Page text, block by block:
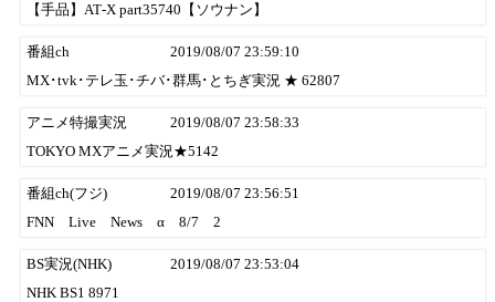
【手品】AT‐X part35740【ソウナン】
番組ch
2019/08/07 23:59:10
MX･tvk･テレ玉･チバ･群馬･とちぎ実況 ★ 62807
アニメ特撮実況
2019/08/07 23:58:33
TOKYO MXアニメ実況★5142
番組ch(フジ)
2019/08/07 23:56:51
FNN Live News α 8/7 2
BS実況(NHK)
2019/08/07 23:53:04
NHK BS1 8971